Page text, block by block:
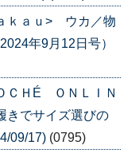
ｋａｕ> ウカ／物
年9月12日号）
ＣＨÉ ＯＮＬＩＮ
でサイズ選びの
09/17) (0795)